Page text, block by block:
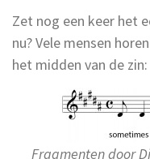
Zet nog een keer het
nu? Vele mensen
het midden van de zin:
Fragmenten door